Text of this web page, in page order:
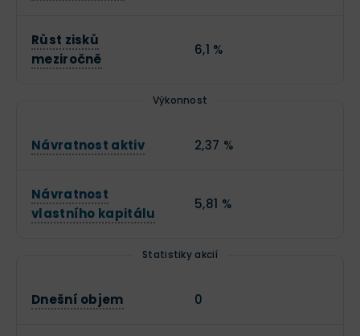
Růst zisků
meziročně
6,1 %
Výkonnost
Návratnost aktiv 2,37 %
Návratnost
vlastního kapitálu
5,81 %
Statistiky akcií
Dnešní objem 0